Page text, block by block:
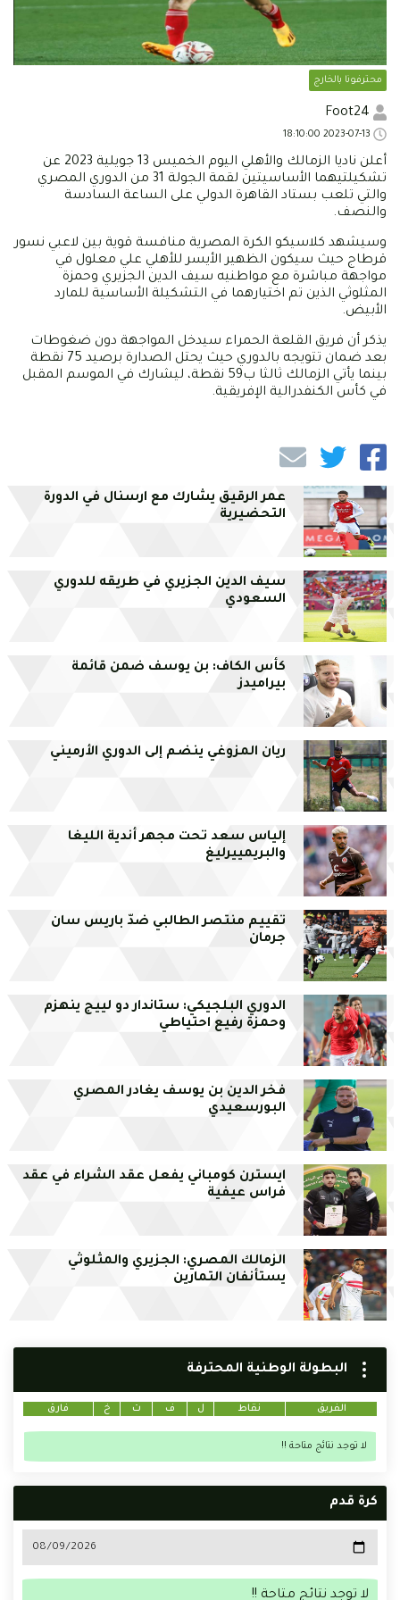
محترفونا بالخارج
أعلن ناديا الزمالك والأهلي اليوم الخميس 13 جويلية 2023 عن
تشكيلتيهما الأساسيتين لقمة الجولة 31 من الدوري المصري
والتي تلعب بستاد القاهرة الدولي على الساعة السادسة
والنصف.
وسيشهد كلاسيكو الكرة المصرية منافسة قوية بين لاعبي نسور
قرطاج حيث سيكون الظهير الأيسر للأهلي علي معلول في
مواجهة مباشرة مع مواطنيه سيف الدين الجزيري وحمزة
المثلوثي الذين تم اختيارهما في التشكيلة الأساسية للمارد
الأبيض.
يذكر أن فريق القلعة الحمراء سيدخل المواجهة دون ضغوطات
بعد ضمان تتويجه بالدوري حيث يحتل الصدارة برصيد 75 نقطة
بينما يأتي الزمالك ثالثا ب59 نقطة، ليشارك في الموسم المقبل
في كأس الكنفدرالية الإفريقية.
عمر الرقيق يشارك مع ارسنال في الدورة
التحضيرية
سيف الدين الجزيري في طريقه للدوري
السعودي
كأس الكاف: بن يوسف ضمن قائمة
بيراميدز
ريان المزوغي ينضم إلى الدوري الأرميني
إلياس سعد تحت مجهر أندية الليغا
والبريمييرليغ
تقييم منتصر الطالبي ضدّ باريس سان
جرمان
الدوري البلجيكي: ستاندار دو لييج ينهزم
وحمزة رفيع احتياطي
فخر الدين بن يوسف يغادر المصري
البورسعيدي
ايسترن كومباني يفعل عقد الشراء في عقد
فراس عيفية
الزمالك المصري: الجزيري والمثلوثي
يستأنفان التمارين
البطولة الوطنية المحترفة
الفريق نقاط ل ف ت خ فارق
لا توجد نتائج متاحة !!
كرة قدم
لا توجد نتائج متاحة !!